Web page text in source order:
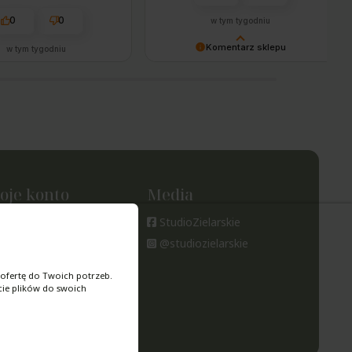
0 0
w tym tygodniu Komentarz sklepu
w tym tygodniu
konto Media
StudioZielarskie
@studiozielarskie
do Twoich potrzeb.
plików do swoich